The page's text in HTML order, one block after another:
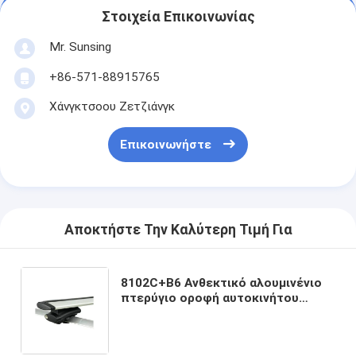
Στοιχεία Επικοινωνίας
Mr. Sunsing
+86-571-88915765
Χάνγκτσοου Ζετζιάνγκ
Επικοινωνήστε
Αποκτήστε Την Καλύτερη Τιμή Για
8102C+B6 Ανθεκτικό αλουμινένιο
πτερύγιο οροφή αυτοκινήτου